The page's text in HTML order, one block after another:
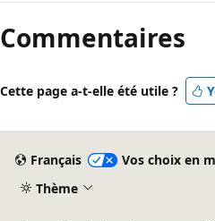
Commentaires
Cette page a-t-elle été utile ?
Français
Vos choix en
Thème